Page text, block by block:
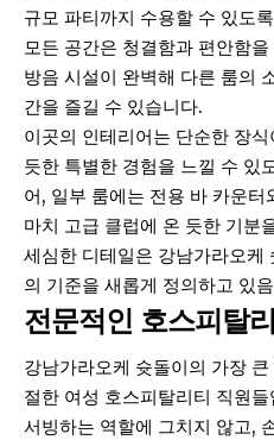
규모 파티까지 수용할 수 있도
모든 공간은 청결함과 편안함
방음 시설이 완벽해 다른 룸의
간을 즐길 수 있습니다.
이곳의 인테리어는 단순한 장
듯한 특별한 경험을 느낄 수 있
어, 일부 룸에는 전용 바 카운
마치 고급 클럽에 온 듯한 기분
세심한 디테일은 강남가라오케
의 기준을 새롭게 정의하고 있
전문적인 호스피탈
강남가라오케 슛돌이의 가장
절한 여성 호스피탈리티 직원
서빙하는 역할에 그치지 않고,